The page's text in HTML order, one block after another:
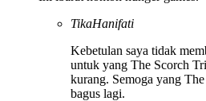
TikaHanifati
Kebetulan saya tidak
untuk yang The Scorch
kurang. Semoga yang
bagus lagi.